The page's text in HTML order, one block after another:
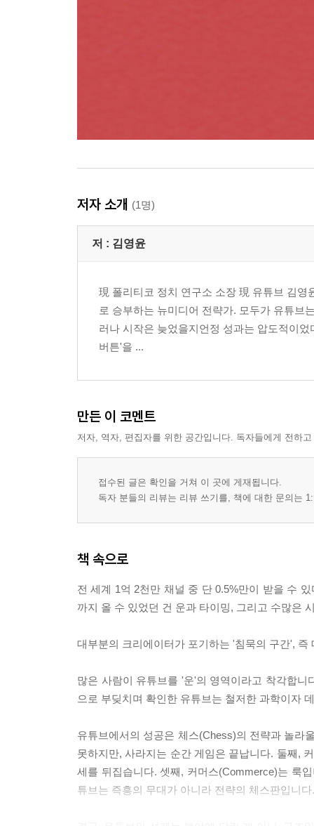
저자 소개 (1명)
저 : 김영윤
現 폴리티코 정치 연구소 소장 現 유튜브 김
로 승부하는 뉴미디어 전략가. 모두가 유튜브
러나 시작은 늦었을지언정 성과는 압도적이
버튼'을 ...
만든 이 코멘트
저자, 역자, 편집자를 위한 공간입니다. 독자들에게 전하
접수된 글은 확인을 거쳐 이 곳에 게재됩니다.
독자 분들의 리뷰는 리뷰 쓰기를, 책에 대한 문의는
책 속으로
전 세계 1억 2천만 채널 중 단 0.5%만이 받을 수
까지 올 수 있었던 건 운과 타이밍, 그리고 수많은
대부분의 크리에이터가 포기하는 '침묵의 구간',
많은 사람이 유튜브를 '운'의 영역이라고 착각합
으로 부딪치며 확인한 유튜브는 철저한 과학이자
유튜브에서의 성공은 체스(Chess)의 전략과 놀라
못하지만, 사라지는 순간 게임은 끝납니다. 둘째,
세를 뒤집습니다. 셋째, 커머스(Commerce)는 룩
튜브는 즉흥의 무대가 아니라 전략의 체스판입니다.